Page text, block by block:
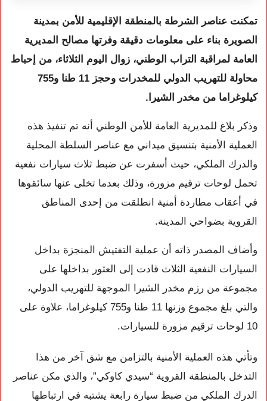
تمكنت عناصر الشرطة بالمنطقة الإقليمية للأمن بمدينة
الصويرة بناء على معلومات دقيقة وفرتها مصالح المديرية
العامة لمراقبة التراب الوطني، زوال اليوم الثلاثاء، من إحباط
محاولة للتهريب الدولي للمخدرات وحجز 11 طنا و755
كيلوغراما من مخدر الشيرا.
وذكر بلاغ للمديرية العامة للأمن الوطني أنه تم تنفيذ هذه
العملية الأمنية بتنسيق ميداني مع عناصر السلطة المحلية
والدرك الملكي، حيث أسفرت عن ضبط ثلاث سيارات نفعية
تحمل لوحات ترقيم مزورة، وذلك بعدما تخلى عنها سائقوها
في أعقاب مطاردة أمنية انطلقت من إحدى المناطق
القروية بضواحي المدينة.
وأضاف المصدر ذاته أن عملية التفتيش المنجزة بداخل
السيارات النفعية الثلاث قادت إلى العثور بداخلها على
مجموعة من رزم مخدر الشيرا الموجهة للتهريب الدولي،
والتي بلغ مجموع وزنها 11 طنا و755 كيلوغراما، علاوة على
10 لوحات ترقيم مزورة للسيارات.
وتأتي هذه العملية الأمنية بالتزامن مع شق آخر من هذا
التدخل بالمنطقة القروية “سيدي كاوكي”، والذي مكن عناصر
الدرك الملكي من ضبط سيارة رابعة يشتبه في ارتباطها